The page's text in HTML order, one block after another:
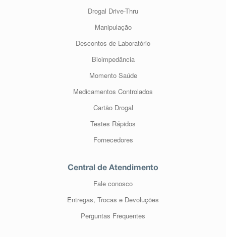
Drogal Drive-Thru
Manipulação
Descontos de Laboratório
Bioimpedância
Momento Saúde
Medicamentos Controlados
Cartão Drogal
Testes Rápidos
Fornecedores
Central de Atendimento
Fale conosco
Entregas, Trocas e Devoluções
Perguntas Frequentes